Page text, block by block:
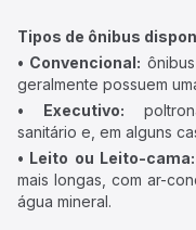
Tipos de ônibus
• Convencional:
geralmente possuem
• Executivo:
sanitário e, em alguns
• Leito ou Leito-cama:
mais longas, com ar-
água mineral.